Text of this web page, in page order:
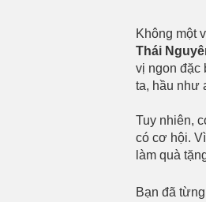
Không một
Thái
vị ngon đặc
ta, hầu như
Tuy nhiên,
có cơ hội.
làm quà
Bạn đã